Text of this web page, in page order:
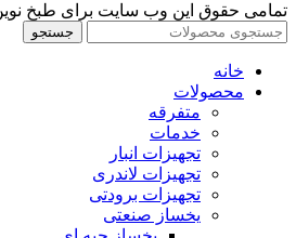
تمامی حقوق این وب سایت برای طبخ
جستجو
خانه
محصولات
متفرقه
خدمات
تجهیزات انبار
تجهیزات لاندری
تجهیزات برودتی
یخساز صنعتی